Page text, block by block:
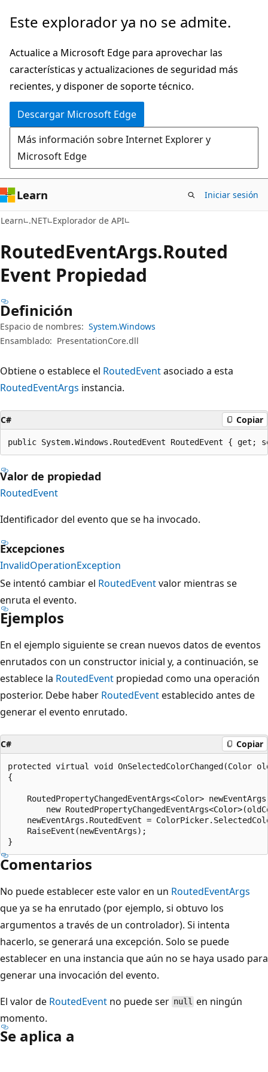
Ir
contenido
principal
Ir
la
navegación
en
la
página
Este explorador ya no se admite.
Actualice a Microsoft Edge para aprovechar las
características y actualizaciones de seguridad más
recientes, y disponer de soporte técnico.
Descargar Microsoft Edge
Más información sobre Internet Explorer y
Microsoft Edge
Learn Iniciar sesión
Learn .NET Explorador de API
RoutedEventArgs.Routed
Event Propiedad
Definición
Espacio de nombres: System.Windows
Ensamblado: PresentationCore.dll
Obtiene o establece el RoutedEventasociado a esta
RoutedEventArgs instancia.
C# Copiar
public System.Windows.RoutedEvent RoutedEvent { get;
Valor de propiedad
RoutedEvent
Identificador del evento que se ha invocado.
Excepciones
InvalidOperationException
Se intentó cambiar el RoutedEventvalor mientras se
enruta el evento.
Ejemplos
En el ejemplo siguiente se crean nuevos datos de eventos
enrutados con un constructor inicial y, a continuación, se
establece la RoutedEvent propiedad como una operación
posterior. Debe haber RoutedEventestablecido antes de
generar el evento enrutado.
C# Copiar
protected virtual void OnSelectedColorChanged(Color
{
RoutedPropertyChangedEventArgs<Color> newEventArgs
new
newEventArgs.RoutedEvent =
    RaiseEvent(newEventArgs);
Comentarios
No puede establecer este valor en un RoutedEventArgs
que ya se ha enrutado (por ejemplo, si obtuvo los
argumentos a través de un controlador). Si intenta
hacerlo, se generará una excepción. Solo se puede
establecer en una instancia que aún no se haya usado para
generar una invocación del evento.
El valor de RoutedEvent no puede ser null en ningún
momento.
Se aplica a